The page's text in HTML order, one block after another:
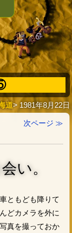
道> 1981年8月22日
次ページ ≫
い。
ともども降りて
どカメラを外に
真を撮っておか